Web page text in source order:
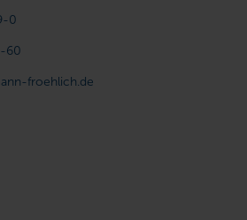
0
60
froehlich.de